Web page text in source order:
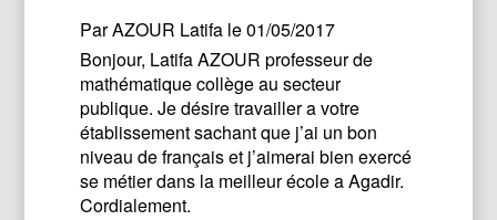
ParAZOUR Latifa le 01/05/2017
Bonjour, Latifa AZOUR professeur de
mathématique collège au secteur
publique. Je désire travailler a votre
établissement sachant que j’ai un bon
niveau de français et j’aimerai bien exercé
se métier dans la meilleur école a Agadir.
Cordialement.